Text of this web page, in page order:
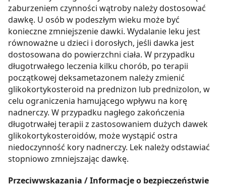
zaburzeniem czynności wątroby należy dostosować
dawkę. U osób w podeszłym wieku może być
konieczne zmniejszenie dawki. Wydalanie leku jest
równoważne u dzieci i dorosłych, jeśli dawka jest
dostosowana do powierzchni ciała. W przypadku
długotrwałego leczenia kilku chorób, po terapii
początkowej deksametazonem należy zmienić
glikokortykosteroid na prednizon lub prednizolon, w
celu ograniczenia hamującego wpływu na korę
nadnerczy. W przypadku nagłego zakończenia
długotrwałej terapii z zastosowaniem dużych dawek
glikokortykosteroidów, może wystąpić ostra
niedoczynność kory nadnerczy. Lek należy odstawiać
stopniowo zmniejszając dawkę.
Przeciwwskazania / Informacje o bezpieczeństwie